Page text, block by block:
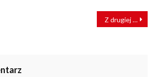
Z drugiej strony torów: plan dla kolei